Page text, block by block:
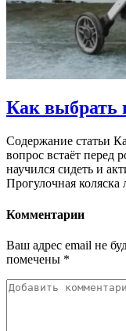
Как выбрать
Содержание статьи
вопрос встаёт перед
научился сидеть и
Прогулочная коляска
Комментарии
Ваш адрес email не
помечены *